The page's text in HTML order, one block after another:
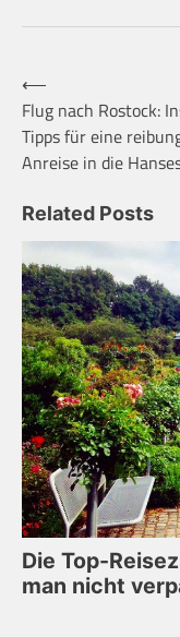
⟵
Flug nach Rostock:
Tipps für eine
Anreise in die
Related Posts
Die Top-
man nicht